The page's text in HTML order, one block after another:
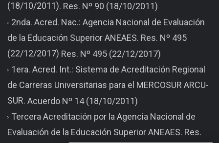
(18/10/2011). Res. Nº 90 (18/10/2011)
2nda. Acred. Nac.: Agencia Nacional de Evaluación
de la Educación Superior ANEAES. Res. Nº 495
(22/12/2017) Res. Nº 495 (22/12/2017)
1era. Acred. Int.: Sistema de Acreditación Regional
de Carreras Universitarias para el MERCOSUR ARCU-
SUR. Acuerdo Nº 14 (18/10/2011)
Tercera Acreditación por la Agencia Nacional de
Evaluación de la Educación Superior ANEAES. Res.